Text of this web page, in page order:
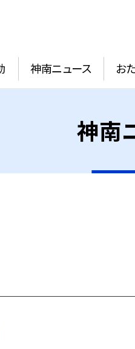
神南ニュース お
神南